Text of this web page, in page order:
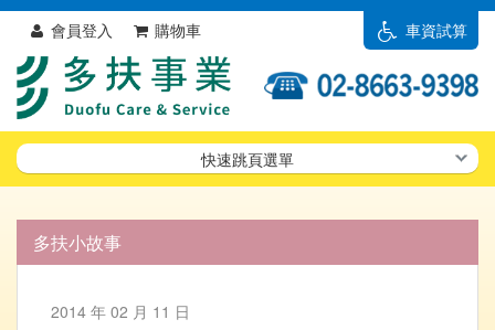
車資試算
會員登入 購物車
快速跳頁選單
多扶小故事
2014 年 02 月 11 日